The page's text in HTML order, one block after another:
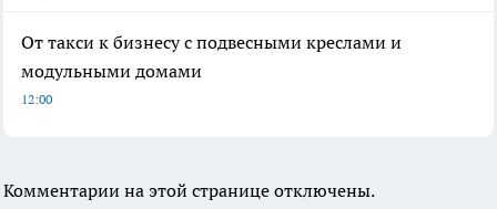
От такси к бизнесу с подвесными креслами и
модульными домами
12:00
Комментарии на этой странице отключены.